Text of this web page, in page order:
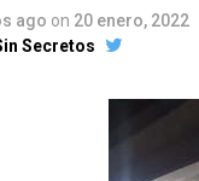
ago on 20 enero, 2022
Secretos